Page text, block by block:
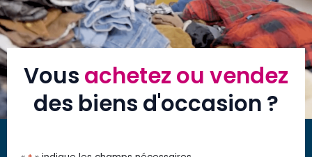
Vous achetez ou vendez
des biens d'occasion ?